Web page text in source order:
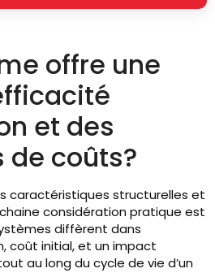
offre une
et des
de coûts?
caractéristiques structurelles et
considération pratique est
diffèrent dans
coût initial, et un impact
au long du cycle de vie d’un